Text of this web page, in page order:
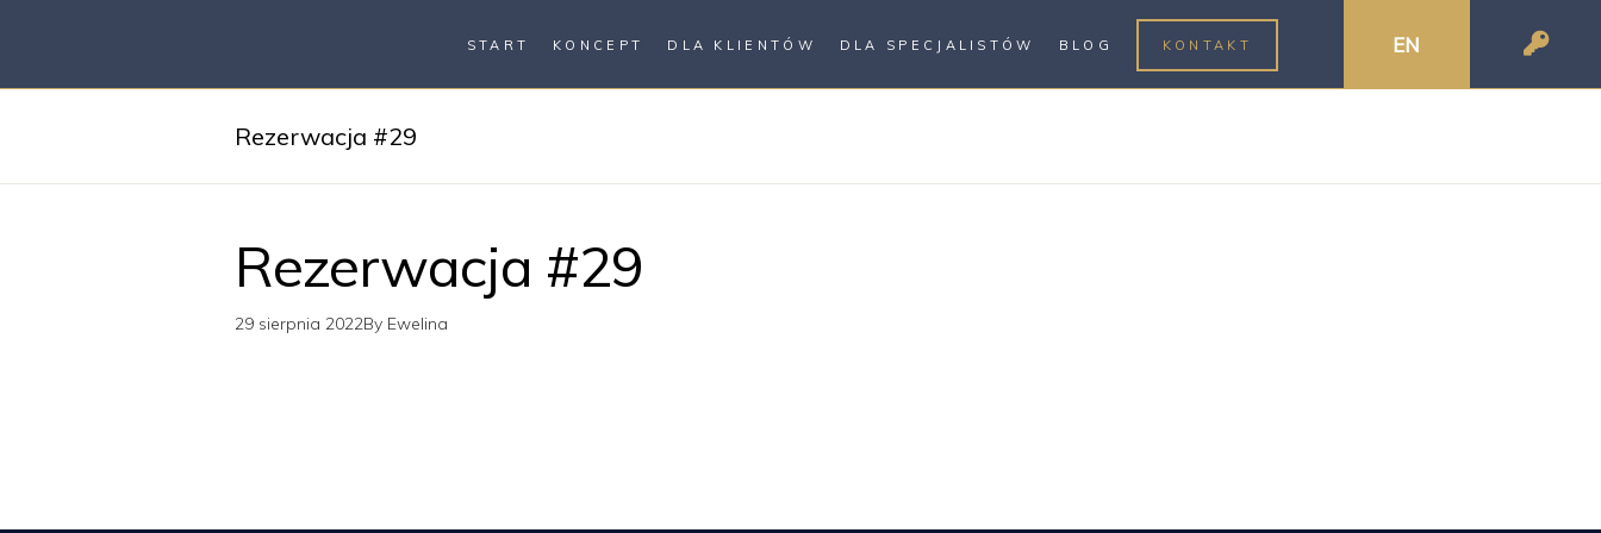
START KONCEPT DLA KLIENTÓW DLA SPECJALISTÓW BLOG KONTAKT EN
Rezerwacja #29
Rezerwacja #29
29 sierpnia 2022By Ewelina